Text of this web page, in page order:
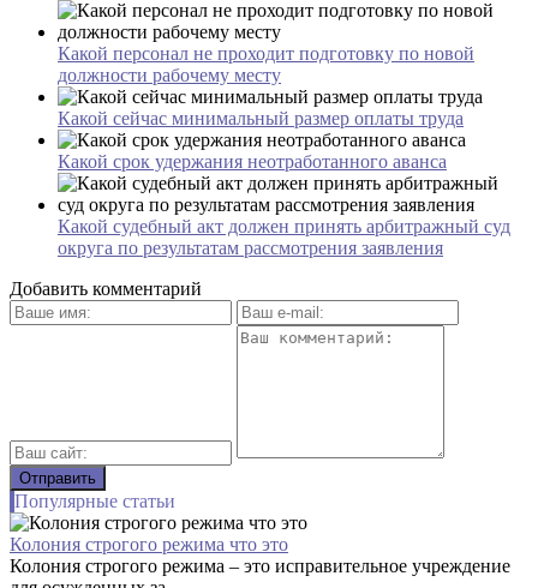
Какой персонал не проходит подготовку по новой
должности рабочему месту
Какой сейчас минимальный размер оплаты труда
Какой срок удержания неотработанного аванса
Какой судебный акт должен принять арбитражный суд
округа по результатам рассмотрения заявления
Добавить комментарий
Популярные статьи
Колония строгого режима что это
Колония строгого режима – это исправительное учреждение